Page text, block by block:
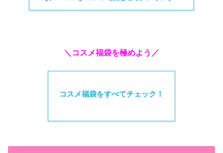
＼コスメ福袋を極めよう／
コスメ福袋をすべてチェック！